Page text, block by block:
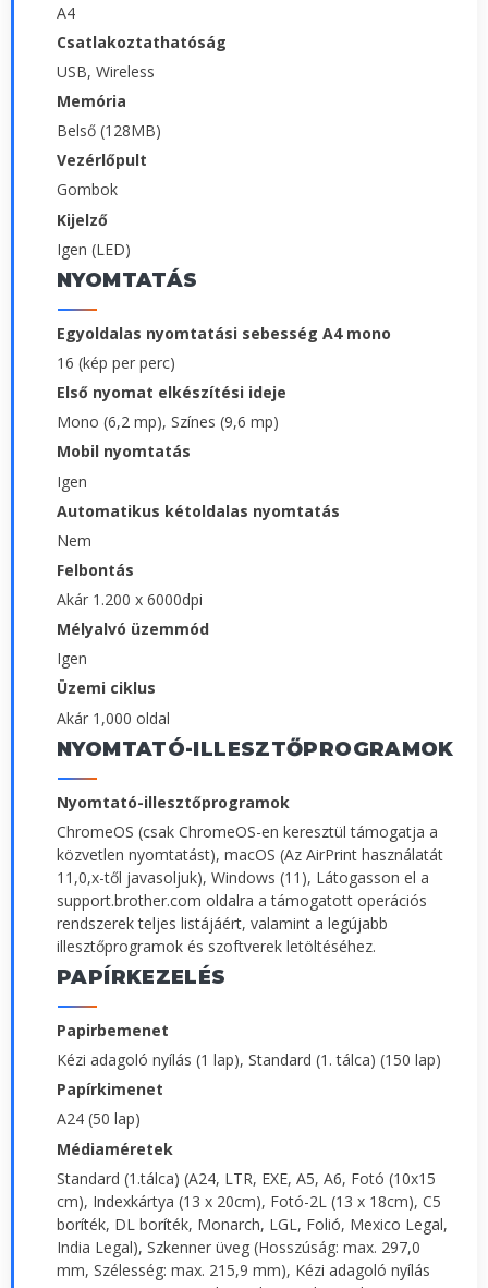
A4
Csatlakoztathatóság
USB, Wireless
Memória
Belső (128MB)
Vezérlőpult
Gombok
Kijelző
Igen (LED)
NYOMTATÁS
Egyoldalas nyomtatási sebesség A4 mono
16 (kép per perc)
Első nyomat elkészítési ideje
Mono (6,2 mp), Színes (9,6 mp)
Mobil nyomtatás
Igen
Automatikus kétoldalas nyomtatás
Nem
Felbontás
Akár 1.200 x 6000dpi
Mélyalvó üzemmód
Igen
Üzemi ciklus
Akár 1,000 oldal
NYOMTATÓ-ILLESZTŐPROGRAMOK
Nyomtató-illesztőprogramok
ChromeOS (csak ChromeOS-en keresztül támogatja a
közvetlen nyomtatást), macOS (Az AirPrint használatát
11,0,x-től javasoljuk), Windows (11), Látogasson el a
support.brother.com oldalra a támogatott operációs
rendszerek teljes listájáért, valamint a legújabb
illesztőprogramok és szoftverek letöltéséhez.
PAPÍRKEZELÉS
Papirbemenet
Kézi adagoló nyílás (1 lap), Standard (1. tálca) (150 lap)
Papírkimenet
A24 (50 lap)
Médiaméretek
Standard (1.tálca) (A24, LTR, EXE, A5, A6, Fotó (10x15
cm), Indexkártya (13 x 20cm), Fotó-2L (13 x 18cm), C5
boríték, DL boríték, Monarch, LGL, Folió, Mexico Legal,
India Legal), Szkenner üveg (Hosszúság: max. 297,0
mm, Szélesség: max. 215,9 mm), Kézi adagoló nyílás